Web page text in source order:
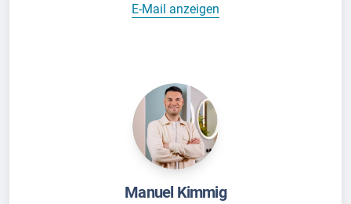
E-Mail anzeigen
Manuel Kimmig